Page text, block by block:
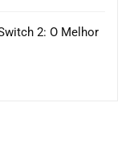
2: O Melhor